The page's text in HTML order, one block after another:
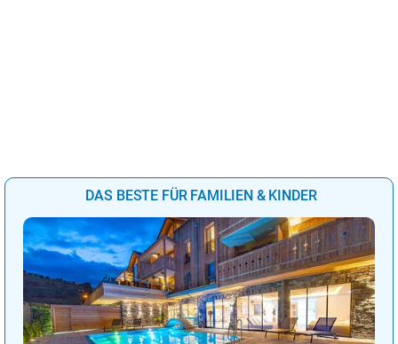
DAS BESTE FÜR FAMILIEN & KINDER